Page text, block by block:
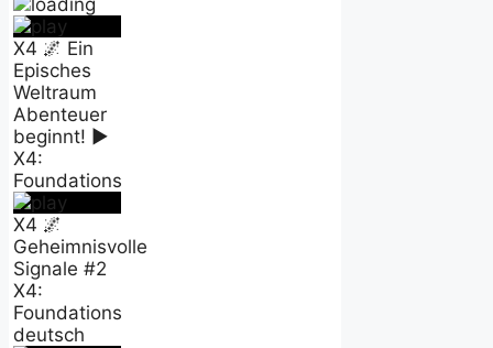
X4 🌌 Ein
Episches
Weltraum
Abenteuer
beginnt! ►
X4:
Foundations
X4 🌌
Geheimnisvolle
Signale #2
X4:
Foundations
deutsch